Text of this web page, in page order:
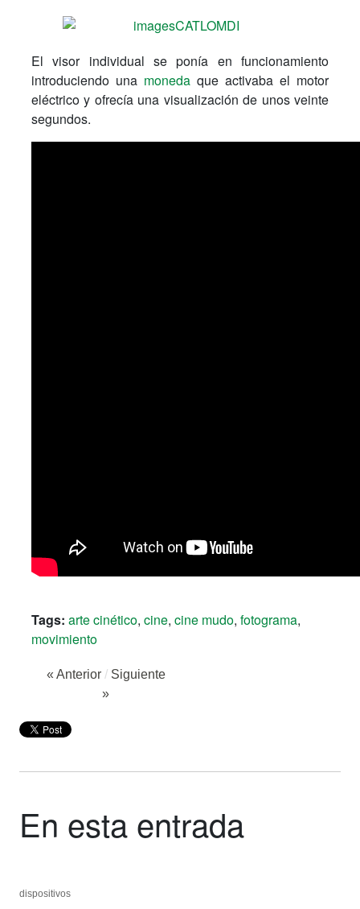
El visor individual se ponía en funcionamiento
introduciendo una moneda que activaba el motor
eléctrico y ofrecía una visualización de unos veinte
segundos.
Tags: arte cinético, cine, cine mudo, fotograma,
movimiento
« Anterior / Siguiente
»
En esta entrada
dispositivos
dispositivos